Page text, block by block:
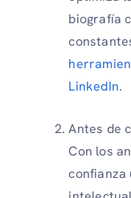
biografía
LinkedIn.
Antes de
Con los
confianza